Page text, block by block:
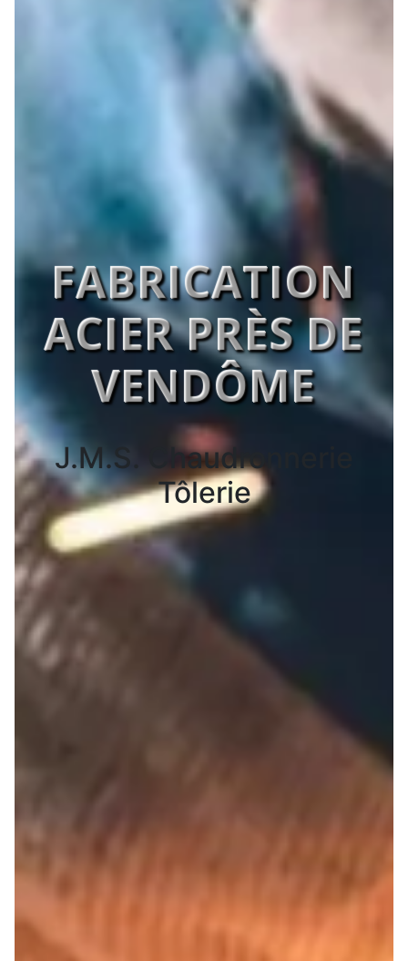
FABRICATION
ACIER PRÈS DE
VENDÔME
J.M.S. Chaudronnerie
Tôlerie